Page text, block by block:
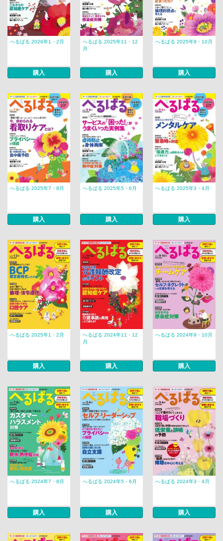
へるぱる 2026年1・2月
購入
へるぱる 2025年11・12
月
購入
へるぱる 2025年9・10月
購入
へるぱる 2025年7・8月
購入
へるぱる 2025年5・6月
購入
へるぱる 2025年3・4月
購入
へるぱる 2025年1・2月
購入
へるぱる 2024年11・12
月
購入
へるぱる 2024年9・10月
購入
へるぱる 2024年7・8月
購入
へるぱる 2024年5・6月
購入
へるぱる 2024年3・4月
購入